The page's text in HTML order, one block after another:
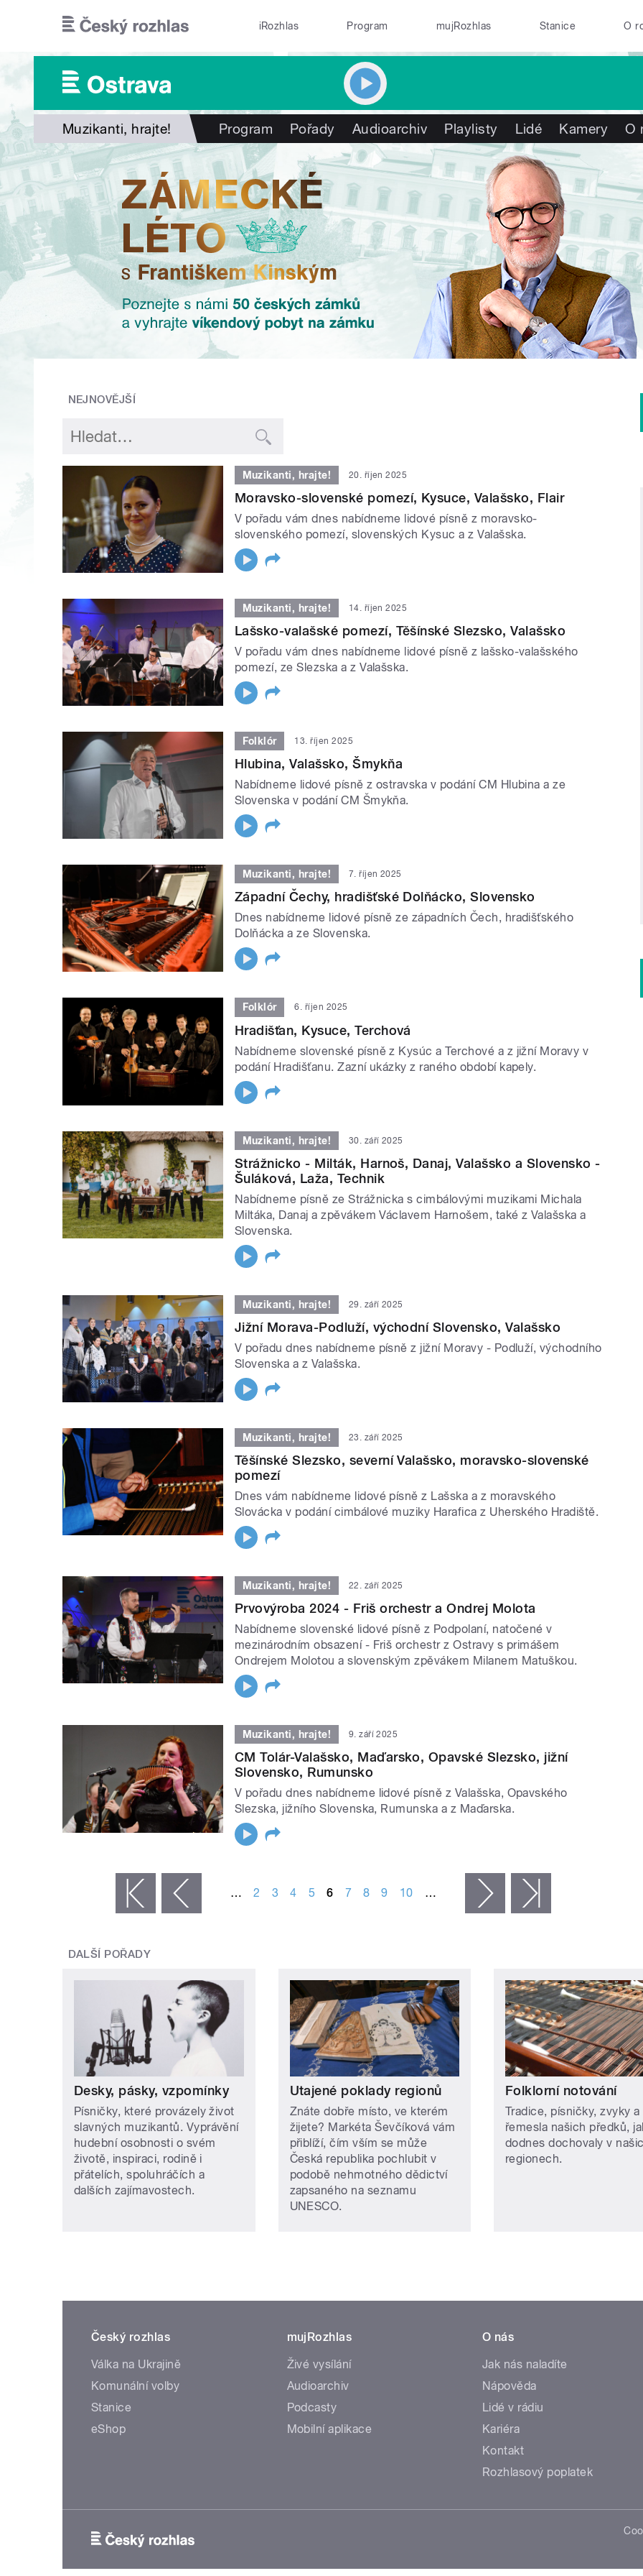
iRozhlas Program mujRozhlas Stanice O
Muzikanti, hrajte! Program Pořady Audioarchiv Playlisty Lidé Kamery O
NEJNOVĚJŠÍ
Muzikanti, hrajte! 20. říjen 2025
Moravsko-slovenské pomezí, Kysuce, Valašsko, Flair
V pořadu vám dnes nabídneme lidové písně z moravsko-
slovenského pomezí, slovenských Kysuc a z Valašska.
Muzikanti, hrajte! 14. říjen 2025
Lašsko-valašské pomezí, Těšínské Slezsko, Valašsko
V pořadu vám dnes nabídneme lidové písně z lašsko-valašského
pomezí, ze Slezska a z Valašska.
Folklór 13. říjen 2025
Hlubina, Valašsko, Šmykňa
Nabídneme lidové písně z ostravska v podání CM Hlubina a ze
Slovenska v podání CM Šmykňa.
Muzikanti, hrajte! 7. říjen 2025
Západní Čechy, hradišťské Dolňácko, Slovensko
Dnes nabídneme lidové písně ze západních Čech, hradišťského
Dolňácka a ze Slovenska.
Folklór 6. říjen 2025
Hradišťan, Kysuce, Terchová
Nabídneme slovenské písně z Kysúc a Terchové a z jižní Moravy v
podání Hradišťanu. Zazní ukázky z raného období kapely.
Muzikanti, hrajte! 30. září 2025
Strážnicko - Milták, Harnoš, Danaj, Valašsko a Slovensko -
Šuláková, Laža, Technik
Nabídneme písně ze Strážnicka s cimbálovými muzikami Michala
Miltáka, Danaj a zpěvákem Václavem Harnošem, také z Valašska a
Slovenska.
Muzikanti, hrajte! 29. září 2025
Jižní Morava-Podluží, východní Slovensko, Valašsko
V pořadu dnes nabídneme písně z jižní Moravy - Podluží, východního
Slovenska a z Valašska.
Muzikanti, hrajte! 23. září 2025
Těšínské Slezsko, severní Valašsko, moravsko-slovenské
pomezí
Dnes vám nabídneme lidové písně z Lašska a z moravského
Slovácka v podání cimbálové muziky Harafica z Uherského Hradiště.
Muzikanti, hrajte! 22. září 2025
Prvovýroba 2024 - Friš orchestr a Ondrej Molota
Nabídneme slovenské lidové písně z Podpolaní, natočené v
mezinárodním obsazení - Friš orchestr z Ostravy s primášem
Ondrejem Molotou a slovenským zpěvákem Milanem Matuškou.
Muzikanti, hrajte! 9. září 2025
CM Tolár-Valašsko, Maďarsko, Opavské Slezsko, jižní
Slovensko, Rumunsko
V pořadu dnes nabídneme lidové písně z Valašska, Opavského
Slezska, jižního Slovenska, Rumunska a z Maďarska.
‹ předchozí … 2 3 4 5 6 7 8 9 10 … následující ›
DALŠÍ POŘADY
Desky, pásky, vzpomínky
Písničky, které provázely život
slavných muzikantů. Vyprávění
hudební osobnosti o svém
životě, inspiraci, rodině i
přátelích, spoluhráčích a
dalších zajímavostech.
Utajené poklady regionů
Znáte dobře místo, ve kterém
žijete? Markéta Ševčíková vám
přiblíží, čím vším se může
Česká republika pochlubit v
podobě nehmotného dědictví
zapsaného na seznamu
UNESCO.
Folklorní notování
Tradice, písničky, zvyky a
řemesla našich předků,
dodnes dochovaly v
regionech.
Český rozhlas
Válka na Ukrajině
Komunální volby
Stanice
eShop
mujRozhlas
Živé vysílání
Audioarchiv
Podcasty
Mobilní aplikace
O nás
Jak nás naladíte
Nápověda
Lidé v rádiu
Kariéra
Kontakt
Rozhlasový poplatek